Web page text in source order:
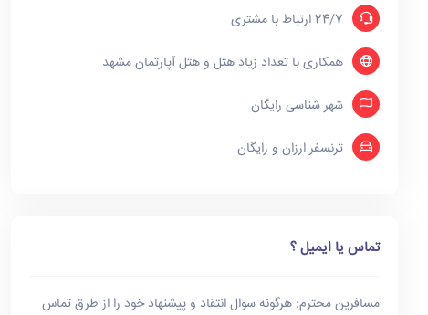
24/7 ارتباط با مشتری
همکاری با تعداد زیاد هتل و هتل آپارتمان مشهد
شهر شناسی رایگان
ترنسفر ارزان و رایگان
تماس یا ایمیل ؟
مسافرین محترم: هرگونه سوال انتقاد و پیشنهاد خود را از طرق تماس